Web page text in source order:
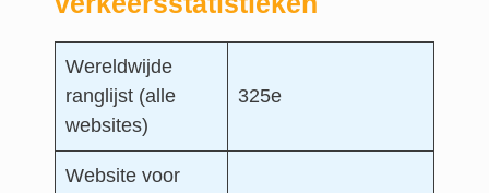
Wereldwijde
ranglijst (alle
websites)
325e
Website voor